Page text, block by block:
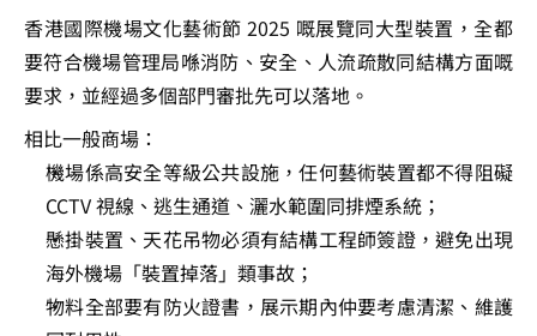
香港國際機場文化藝術節 2025 嘅展覽同大型裝置，全都
要符合機場管理局喺消防、安全、人流疏散同結構方面嘅
要求，並經過多個部門審批先可以落地。
相比一般商場：
機場係高安全等級公共設施，任何藝術裝置都不得阻礙
CCTV 視線、逃生通道、灑水範圍同排煙系統；
懸掛裝置、天花吊物必須有結構工程師簽證，避免出現
海外機場「裝置掉落」類事故；
物料全部要有防火證書，展示期內仲要考慮清潔、維護